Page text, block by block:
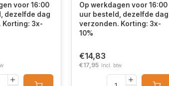
voor 16:00
dezelfde dag
3x-
Op werkdagen voor 16:00
uur besteld, dezelfde dag
verzonden. Korting: 3x-
10%
€14,83
€17,95 Incl. btw